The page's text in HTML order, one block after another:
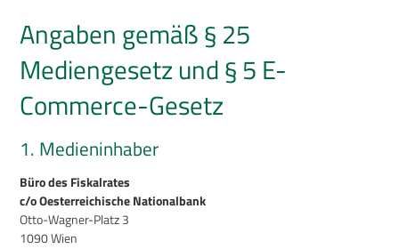
Presseinformationen
Veranstaltungen
Angaben gemäß § 25
Mediengesetz und § 5 E-
Commerce-Gesetz
1. Medieninhaber
Büro des Fiskalrates
c/o Oesterreichische Nationalbank
Otto-Wagner-Platz 3
1090 Wien